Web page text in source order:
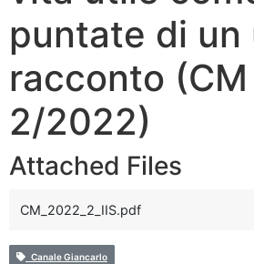
puntate di un
racconto (CM
2/2022)
Attached Files
CM_2022_2_IIS.pdf
Canale Giancarlo